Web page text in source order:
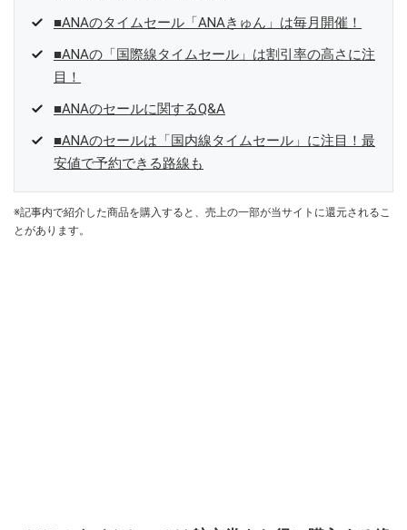
■ANAのタイムセール「ANAきゅん」は毎月開催！
■ANAの「国際線タイムセール」は割引率の高さに注
目！
■ANAのセールに関するQ&A
■ANAのセールは「国内線タイムセール」に注目！最
安値で予約できる路線も
※記事内で紹介した商品を購入すると、売上の一部が当サイトに還元されるこ
とがあります。